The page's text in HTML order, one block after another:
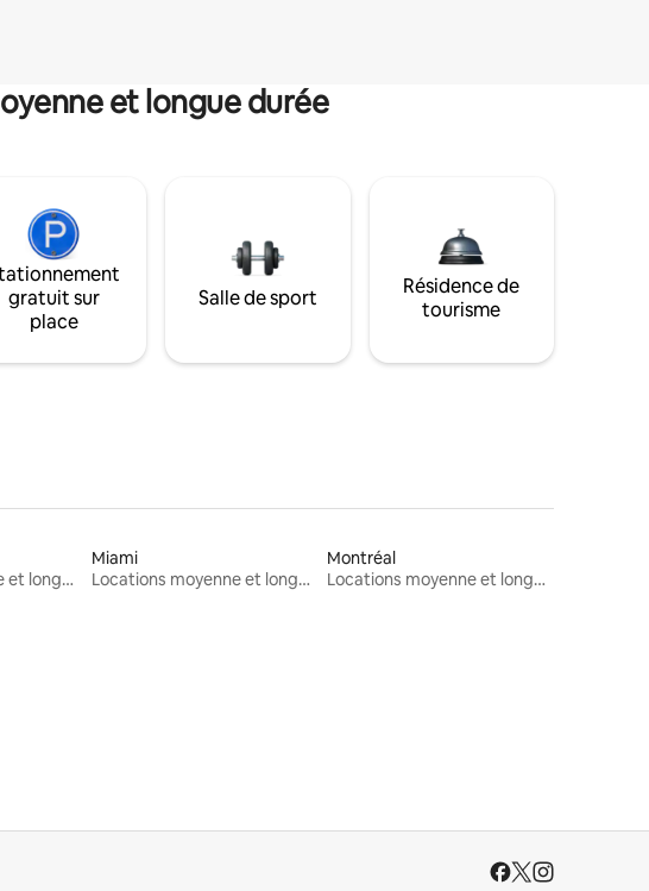
et longue durée
gratuit sur
place
Salle de sport
Résidence de
tourisme
Locations moyenne et longue durée
Miami
Locations moyenne et longue durée
Montréal
Locations moyenne et longue durée